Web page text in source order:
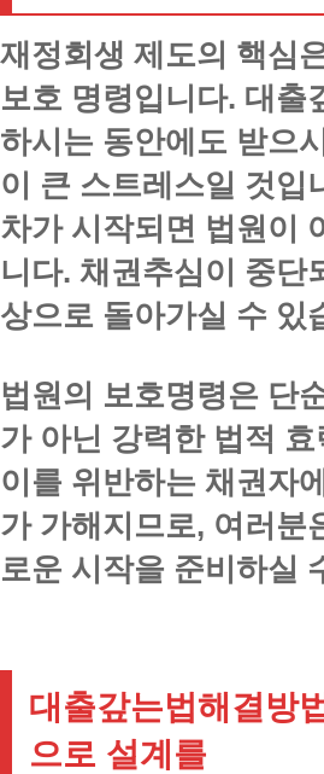
재정회생 제도의 핵심
보호 명령입니다. 대출
하시는 동안에도 받으
이 큰 스트레스일 것입
차가 시작되면 법원이
니다. 채권추심이 중단
상으로 돌아가실 수 있
법원의 보호명령은 단
가 아닌 강력한 법적
이를 위반하는 채권자
가 가해지므로, 여러분
로운 시작을 준비하실
대출갚는법해결방
으로 설계를